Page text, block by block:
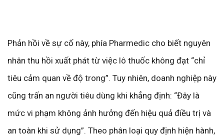
Phản hồi về sự cố này, phía Pharmedic cho biết nguyên
nhân thu hồi xuất phát từ việc lô thuốc không đạt “chỉ
tiêu cảm quan về độ trong”. Tuy nhiên, doanh nghiệp này
cũng trấn an người tiêu dùng khi khẳng định: “Đây là
mức vi phạm không ảnh hưởng đến hiệu quả điều trị và
an toàn khi sử dụng”. Theo phân loại quy định hiện hành,